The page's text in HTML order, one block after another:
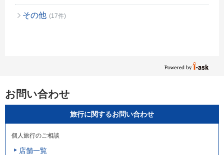
その他 (17件)
お問い合わせ
旅行に関するお問い合わせ
個人旅行のご相談
店舗一覧